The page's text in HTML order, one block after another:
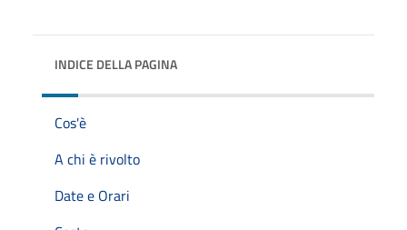
INDICE DELLA PAGINA
Cos'è
A chi è rivolto
Date e Orari